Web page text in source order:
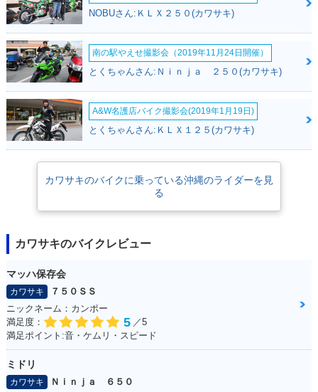
NOBUさん:ＫＬＸ２５０(カワサキ)
南の駅やえせ撮影会（2019年11月24日開催）
とくちゃんさん:Ｎｉｎｊａ ２５０(カワサキ)
A&W名護店バイク撮影会(2019年1月19日)
とくちゃんさん:ＫＬＸ１２５(カワサキ)
カワサキのバイクに乗っている沖縄のライダーを見
る
カワサキのバイクレビュー
マッハ保存会
カワサキ
７５０ＳＳ
ニックネーム：カンポー
満足度：
5 ／5
満足ポイント:音・ケムリ・スピード
ミドリ
カワサキ
Ｎｉｎｊａ ６５０